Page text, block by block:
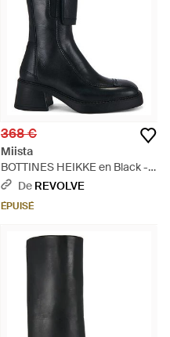
368 €
Miista
BOTTINES HEIKKE en Black -
NoirDe REVOLVE
ÉPUISÉ